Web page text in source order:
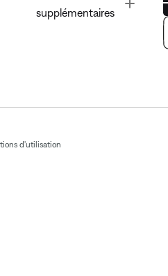
supplémentaires
d'utilisation